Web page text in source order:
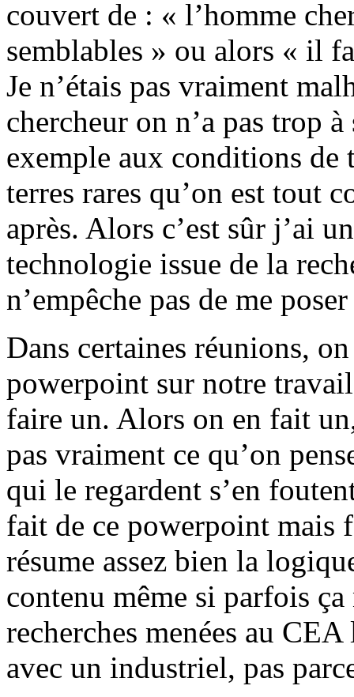
couvert de : « l’homme
semblables » ou alors « il
Je n’étais pas vraiment
chercheur on n’a pas trop
exemple aux conditions de
terres rares qu’on est tout
après. Alors c’est sûr j’ai
technologie issue de la
n’empêche pas de me
Dans certaines réunions,
powerpoint sur notre
faire un. Alors on en fait
pas vraiment ce qu’on
qui le regardent s’en
fait de ce powerpoint mais
résume assez bien la
contenu même si parfois ça
recherches menées au
avec un industriel, pas